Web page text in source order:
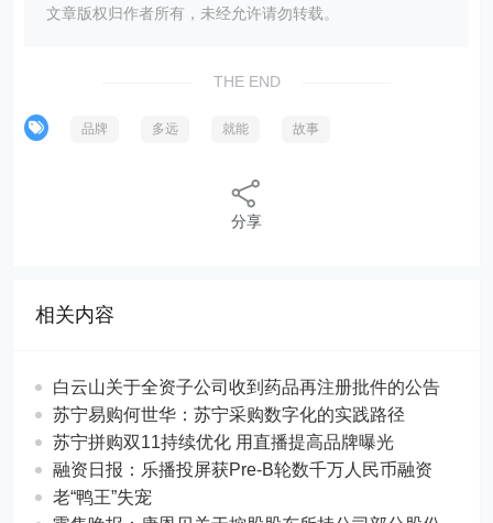
文章版权归作者所有，未经允许请勿转载。
THE END
品牌 多远 就能 故事
分享
相关内容
白云山关于全资子公司收到药品再注册批件的公告
苏宁易购何世华：苏宁采购数字化的实践路径
苏宁拼购双11持续优化 用直播提高品牌曝光
融资日报：乐播投屏获Pre-B轮数千万人民币融资
老“鸭王”失宠